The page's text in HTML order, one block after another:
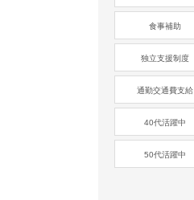
食事補助
独立支援制度
通勤交通費支給
40代活躍中
50代活躍中